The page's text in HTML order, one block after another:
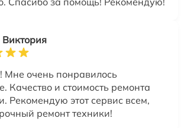
Мне очень понравилось
Качество и стоимость ремонта
Рекомендую этот сервис всем,
ремонт техники!